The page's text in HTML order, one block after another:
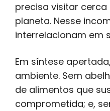
precisa visitar
planeta. Nesse
interrelacionam em
Em síntese
ambiente. Sem
de alimentos que
comprometida; e,